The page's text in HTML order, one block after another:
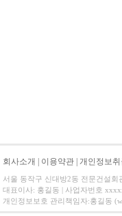
회사소개 이용약관 개인정보취
서울 동작구 신대방2동 전문건설
대표이사: 홍길동 | 사업자번호
개인정보보호 관리책임자:홍길동